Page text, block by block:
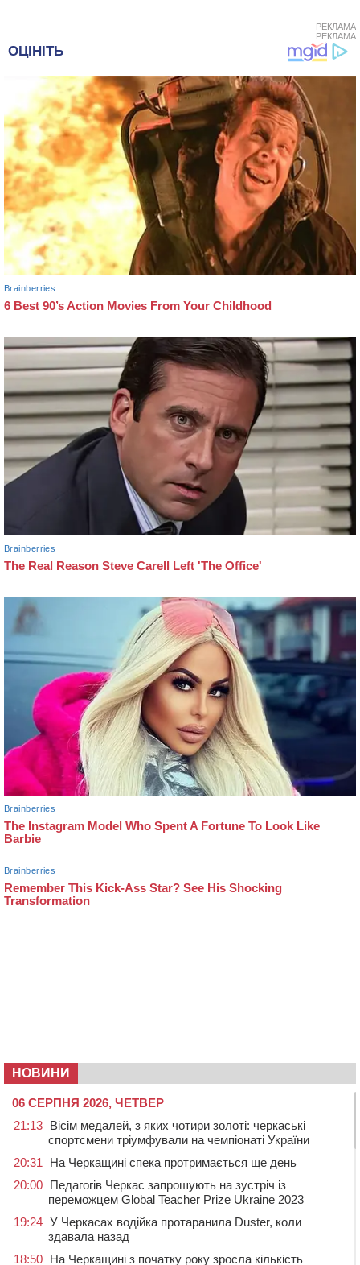
РЕКЛАМА
РЕКЛАМА
НОВИНИ
06 СЕРПНЯ 2026, ЧЕТВЕР
21:13 Вісім медалей, з яких чотири золоті: черкаські
спортсмени тріумфували на чемпіонаті України
20:31
На Черкащині спека протримається ще день
20:00 Педагогів Черкас запрошують на зустріч із
переможцем Global Teacher Prize Ukraine 2023
19:24 У Черкасах водійка протаранила Duster, коли
здавала назад
18:50 На Черкащині з початку року зросла кількість